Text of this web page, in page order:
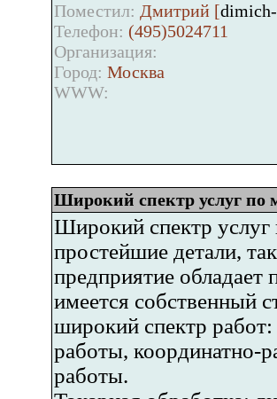
Поместил: Дмитрий [
Телефон: (495)5024711
Организация:
Город: Москва
WWW:
Широкий спектр услуг по
Широкий спектр услуг
простейшие детали,
предприятие
имеется собственный
широкий спектр
работы, координатно-
работы.